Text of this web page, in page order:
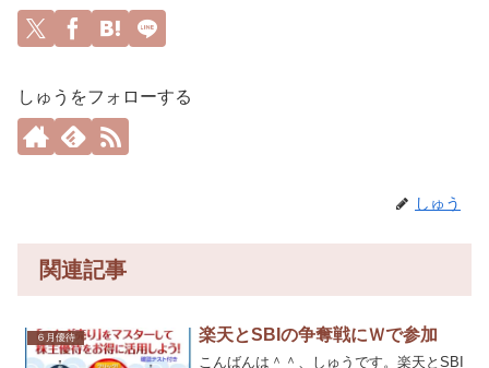
しゅうをフォローする
しゅう
関連記事
６月優待 楽天とSBIの争奪戦にＷで参加
こんばんは＾＾、しゅうです。楽天とSBI